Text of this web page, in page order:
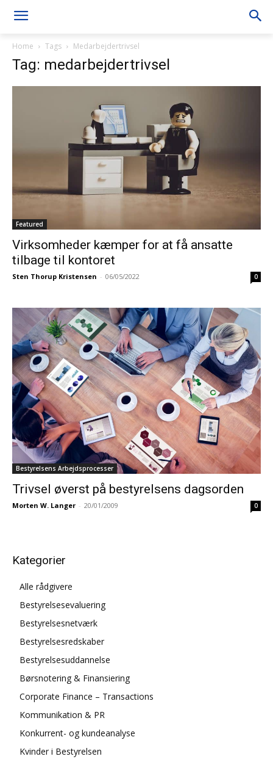
Home Tags Medarbejdertrivsel
Tag: medarbejdertrivsel
Featured
Virksomheder kæmper for at få ansatte
tilbage til kontoret
Sten Thorup Kristensen - 06/05/2022 0
Bestyrelsens Arbejdsprocesser
Trivsel øverst på bestyrelsens dagsorden
Morten W. Langer - 20/01/2009 0
Kategorier
Alle rådgivere
Bestyrelsesevaluering
Bestyrelsesnetværk
Bestyrelsesredskaber
Bestyrelsesuddannelse
Børsnotering & Finansiering
Corporate Finance – Transactions
Kommunikation & PR
Konkurrent- og kundeanalyse
Kvinder i Bestyrelsen